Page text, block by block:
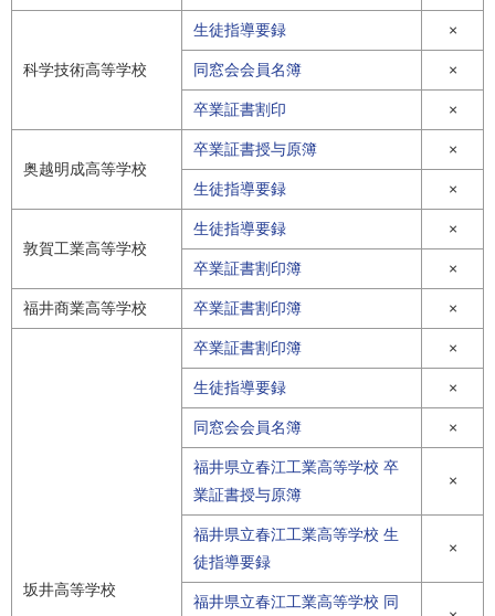
科学技術高等学校
生徒指導要録 ×
同窓会会員名簿 ×
卒業証書割印 ×
奥越明成高等学校
卒業証書授与原簿 ×
生徒指導要録 ×
敦賀工業高等学校
生徒指導要録 ×
卒業証書割印簿 ×
福井商業高等学校 卒業証書割印簿 ×
坂井高等学校
卒業証書割印簿 ×
生徒指導要録 ×
同窓会会員名簿 ×
福井県立春江工業高等学校 卒
業証書授与原簿
×
福井県立春江工業高等学校 生
徒指導要録
×
福井県立春江工業高等学校 同